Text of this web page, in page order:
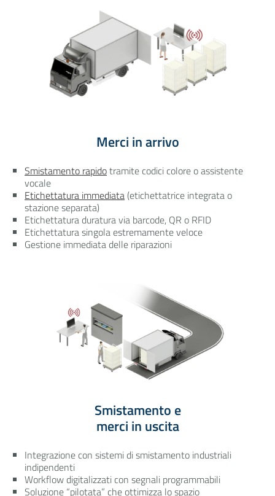
Merci in arrivo
Smistamento rapidotramite codici colore o assistente
vocale
Etichettatura immediata (etichettatrice integrata o
stazione separata)
Etichettatura duratura via barcode, QR o RFID
Etichettatura singola estremamente veloce
Gestione immediata delle riparazioni
Smistamento e
merci in uscita
Integrazione con sistemi di smistamento industriali
indipendenti
Workflow digitalizzati con segnali programmabili
Soluzione “pilotata” che ottimizza lo spazio